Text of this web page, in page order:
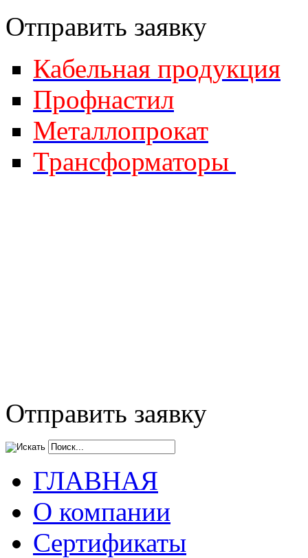
Отправить заявку
Кабельная продукция
Профнастил
Металлопрокат
Трансформаторы
Отправить заявку
ГЛАВНАЯ
О компании
Сертификаты